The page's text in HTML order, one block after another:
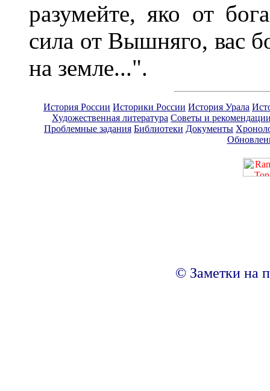
разумейте, яко от
сила от Вышняго, вас
на земле...".
История России Историки России История Урала
Художественная литература Советы и
Проблемные задания Библиотеки Документы
© Заметки на